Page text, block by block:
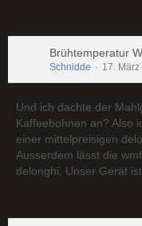
Brühtemperatur
Schnidde 17.
Und ich dachte der
Kaffeebohnen an? Also
einer mittelpreisigen
Ausserdem lässt die
delonghi. Unser Gerät